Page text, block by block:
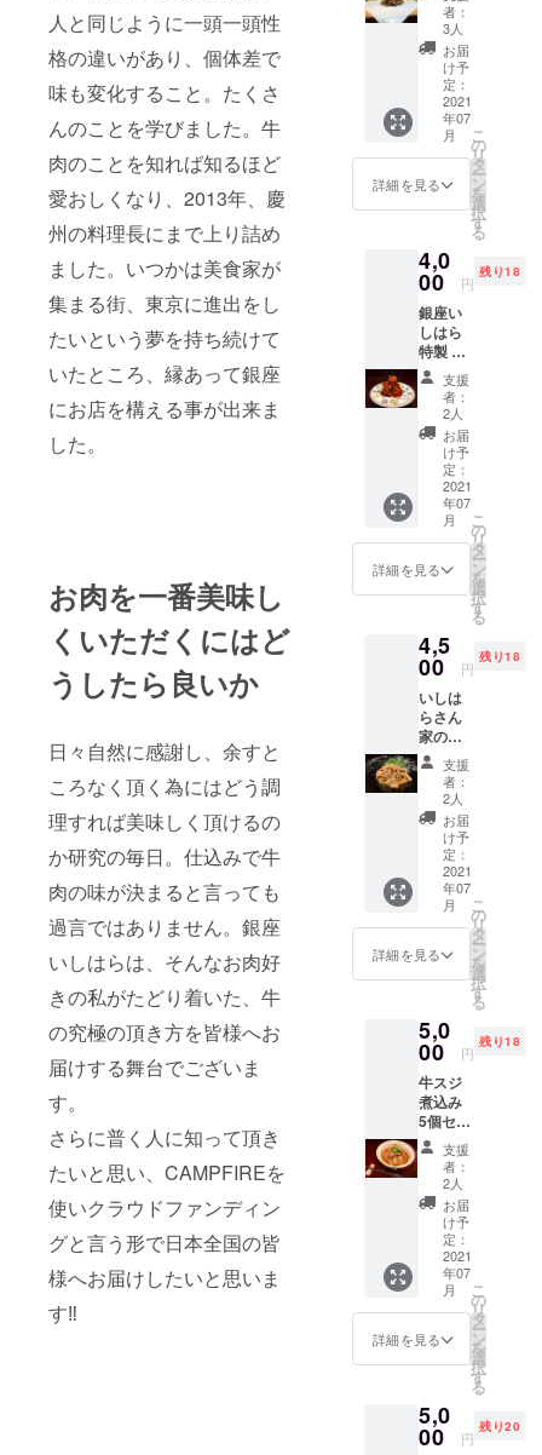
人と同じように一頭一頭性
格の違いがあり、個体差で
味も変化すること。たくさ
んのことを学びました。牛
肉のことを知れば知るほど
愛おしくなり、2013年、慶
州の料理長にまで上り詰め
ました。いつかは美食家が
集まる街、東京に進出をし
たいという夢を持ち続けて
いたところ、縁あって銀座
にお店を構える事が出来ま
した。
お肉を一番美味し
くいただくにはど
うしたら良いか
日々自然に感謝し、余すと
ころなく頂く為にはどう調
理すれば美味しく頂けるの
か研究の毎日。仕込みで牛
肉の味が決まると言っても
過言ではありません。銀座
いしはらは、そんなお肉好
きの私がたどり着いた、牛
の究極の頂き方を皆様へお
届けする舞台でございま
す。
さらに普く人に知って頂き
たいと思い、CAMPFIREを
使いクラウドファンディン
グと言う形で日本全国の皆
様へお届けしたいと思いま
す‼︎
のうー
麺を合
わせた
大人気
の冷麺
(各2個)
内容
量 じ
ぐれ煮
100ｇ×
２
噌 80
ｇ×2 黒
毛和牛
100％。
白米に
ンにも
ピッタ
リ
者：
3人
お届
け予
定：
2021
年07
月
詳細を見る
こ
の
リ
タ
ー
ン
を
選
択
す
る
4,0
00 円
残り18
銀座い
しはら
特製 キ
ムチ 5
個セッ
ト 内容
量 １
００ｇ×
５個 銀
座いし
はら自
家製キ
ムチ。1
度食べ
たらハ
マりま
支援
者：
2人
お届
け予
定：
2021
年07
月
詳細を見る
こ
の
リ
タ
ー
ン
を
選
択
す
る
4,5
00 円
残り18
いしは
らさん
家のテ
ツオく
ん 5個
セット
内容量
80ｇ×
５個
テッ
チャン
を大人
な味付
けにし
まし
た。 旨
れワイ
ンに凄
くマリ
アー
ジュし
ます。
支援
者：
2人
お届
け予
定：
2021
年07
月
詳細を見る
こ
の
リ
タ
ー
ン
を
選
択
す
る
5,0
00 円
残り18
牛スジ
煮込み
5個セッ
ト（黒
毛和牛
100％）
内容
量 100
ｇ×５
お口に
運べば
一瞬で
ホロホ
ロと溶
けるほ
ど柔ら
込みま
した。
支援
者：
2人
お届
け予
定：
2021
年07
月
詳細を見る
こ
の
リ
タ
ー
ン
を
選
択
す
る
5,0
00 円
残り20